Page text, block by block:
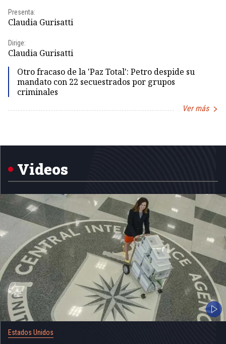
Presenta:
Claudia Gurisatti
Dirige:
Claudia Gurisatti
Otro fracaso de la 'Paz Total': Petro despide su
mandato con 22 secuestrados por grupos
criminales
Ver más
5
Videos
Estados Unidos